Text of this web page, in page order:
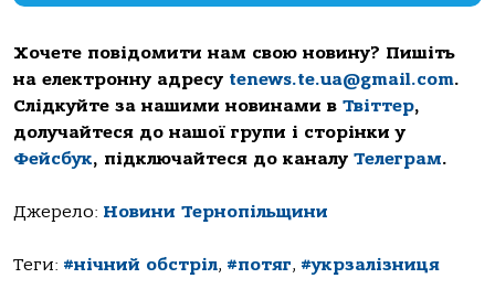
Хочете повідомити нам свою новину? Пишіть
на електронну адресу tenews.te.ua@gmail.com.
Слідкуйте за нашими новинами в Твіттер,
долучайтеся до нашої групи і сторінки у
Фейсбук, підключайтеся до каналу Телеграм.
Джерело: Новини Тернопільщини
Теги: #нічний обстріл, #потяг, #укрзалізниця